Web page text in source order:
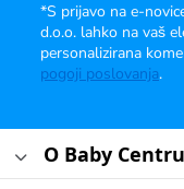
*S prijavo na e-
d.o.o. lahko na vaš
personalizirana
pogoji poslovanja.
O Baby Centru